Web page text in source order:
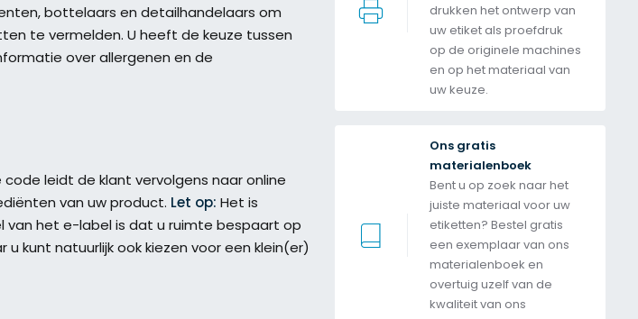
bottelaars en detailhandelaars om
te vermelden. U heeft de keuze tussen
over allergenen en de
leidt de klant vervolgens naar online
van uw product. Let op: Het is
van het e-label is dat u ruimte bespaart op
kunt natuurlijk ook kiezen voor een klein(er)
drukken het ontwerp van
uw etiket als proefdruk
op de originele machines
en op het materiaal van
uw keuze.
Ons gratis
materialenboek
Bent u op zoek naar het
juiste materiaal voor uw
etiketten? Bestel gratis
een exemplaar van ons
materialenboek en
overtuig uzelf van de
kwaliteit van ons